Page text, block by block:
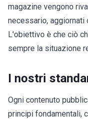
magazine vengono
necessario, aggiornati
L'obiettivo è che ciò
sempre la situazione
I nostri
Ogni contenuto
principi fondamentali,